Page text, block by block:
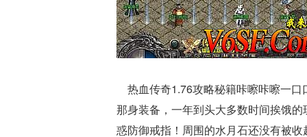
热血传奇1.76攻略秘籍咔嚓咔嚓一
那身装备，一年到头大多数时间挨饿
惑防御戒指！周围的水月石还没有被